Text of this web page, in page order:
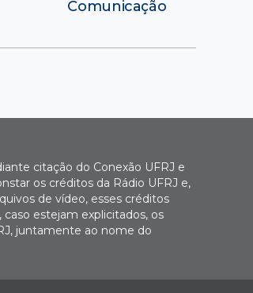
Comunicação
citação do Conexão UFRJ e
os créditos da Rádio UFRJ e,
de vídeo, esses créditos
caso estejam explicitados, os
juntamente ao nome do